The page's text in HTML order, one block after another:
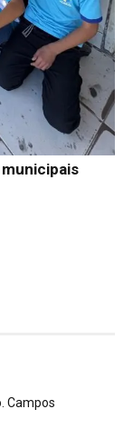
municipais
Campos